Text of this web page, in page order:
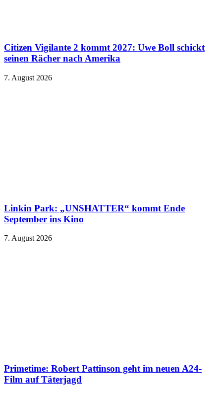
Citizen Vigilante 2 kommt 2027: Uwe Boll schickt
seinen Rächer nach Amerika
7. August 2026
Linkin Park: „UNSHATTER“ kommt Ende
September ins Kino
7. August 2026
Primetime: Robert Pattinson geht im neuen A24-
Film auf Täterjagd